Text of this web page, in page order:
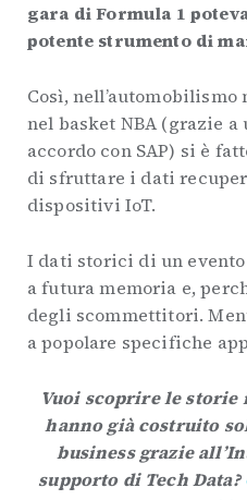
gara di Formula 1
potente strumento di
Così,
nel basket NBA (grazie
accordo con SAP) si è
di sfruttare i dati
dispositivi IoT.
I dati storici di un
a futura memoria e,
degli scommettitori.
a popolare specifiche
Vuoi scoprire le
hanno già costruito
business grazie
supporto di Tech Data?